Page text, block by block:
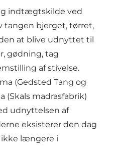
indtægtskilde ved
tangen bjerget, tørret,
at blive udnyttet til
gødning, tag
af stivelse.
(Gedsted Tang og
(Skals madrasfabrik)
udnyttelsen af
eksisterer den dag
ikke længere i